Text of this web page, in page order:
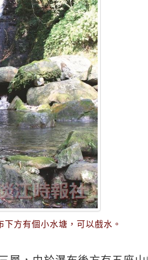
方有個小水塘，可以戲水。